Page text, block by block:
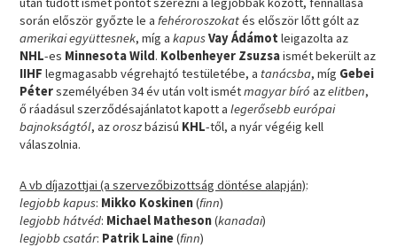
során először győzte le afehéroroszokatés először lőtt gólt az
amerikai együttesnek, míg akapusVay Ádámot leigazolta az
NHL-es Minnesota Wild. Kolbenheyer Zsuzsaismét bekerült az
IIHF legmagasabb végrehajtó testületébe, a tanácsba, míg Gebei
Péterszemélyében 34 év után volt ismétmagyar bíró azelitben,
ő ráadásul szerződésajánlatot kapott alegerősebb európai
bajnokságtól, azoroszbázisú KHL-től, a nyár végéig kell
válaszolnia.
A vb díjazottjai (a szervezőbizottság döntése alapján):
legjobb kapus: Mikko Koskinen(finn)
legjobb hátvéd: Michael Matheson(kanadai)
legjobb csatár: Patrik Laine(finn)